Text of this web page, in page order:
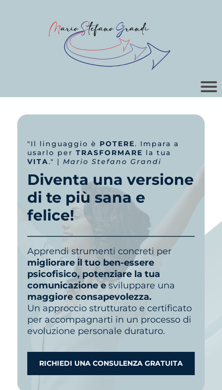
"Il linguaggio è POTERE. Impara a
usarlo per TRASFORMARE la tua
VITA." | Mario Stefano Grandi
Diventa una versione
di te più sana e
felice!
Apprendi strumenti concreti per
migliorare il tuo ben-essere
psicofisico, potenziare la tua
comunicazione esviluppare una
maggiore consapevolezza.
Un approccio strutturato e certificato
per accompagnarti in un processo di
evoluzione personale duraturo.
RICHIEDI UNA CONSULENZA GRATUITA